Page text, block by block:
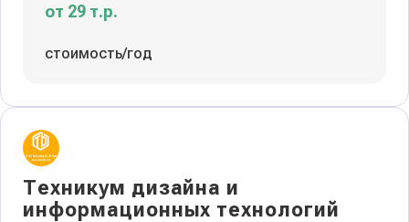
от 29 т.р.
стоимость/год
Техникум дизайна и
информационных технологий